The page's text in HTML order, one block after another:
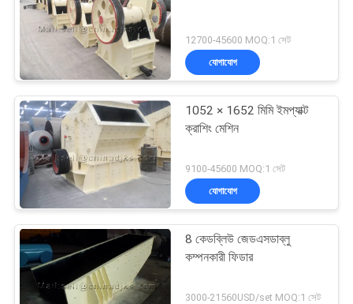
12700-45600 MOQ:1 সেট
যোগাযোগ
1052 × 1652 মিমি ইমপ্যাক্ট
ক্রাশিং মেশিন
9100-45600 MOQ:1 সেট
যোগাযোগ
8 কেডব্লিউ জেডএসডাব্লু
কম্পনকারী ফিডার
3000-21560USD/set MOQ:1 সেট